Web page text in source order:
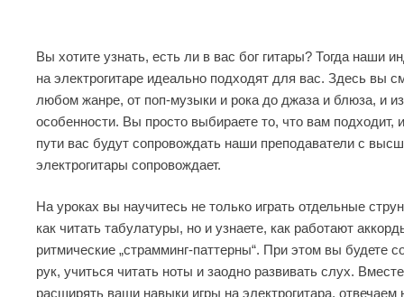
Вы хотите узнать, есть ли в вас бог гитары? Тогда наши
на электрогитаре идеально подходят для вас. Здесь вы
любом жанре, от поп-музыки и рока до джаза и блюза, и
особенности. Вы просто выбираете то, что вам подходит,
пути вас будут сопровождать наши преподаватели с
электрогитары сопровождает.
На уроках вы научитесь не только играть отдельные
как читать табулатуры, но и узнаете, как работают
ритмические „страмминг-паттерны“. При этом вы будете
рук, учиться читать ноты и заодно развивать слух.
расширять ваши навыки игры на электрогитара, отвечаем